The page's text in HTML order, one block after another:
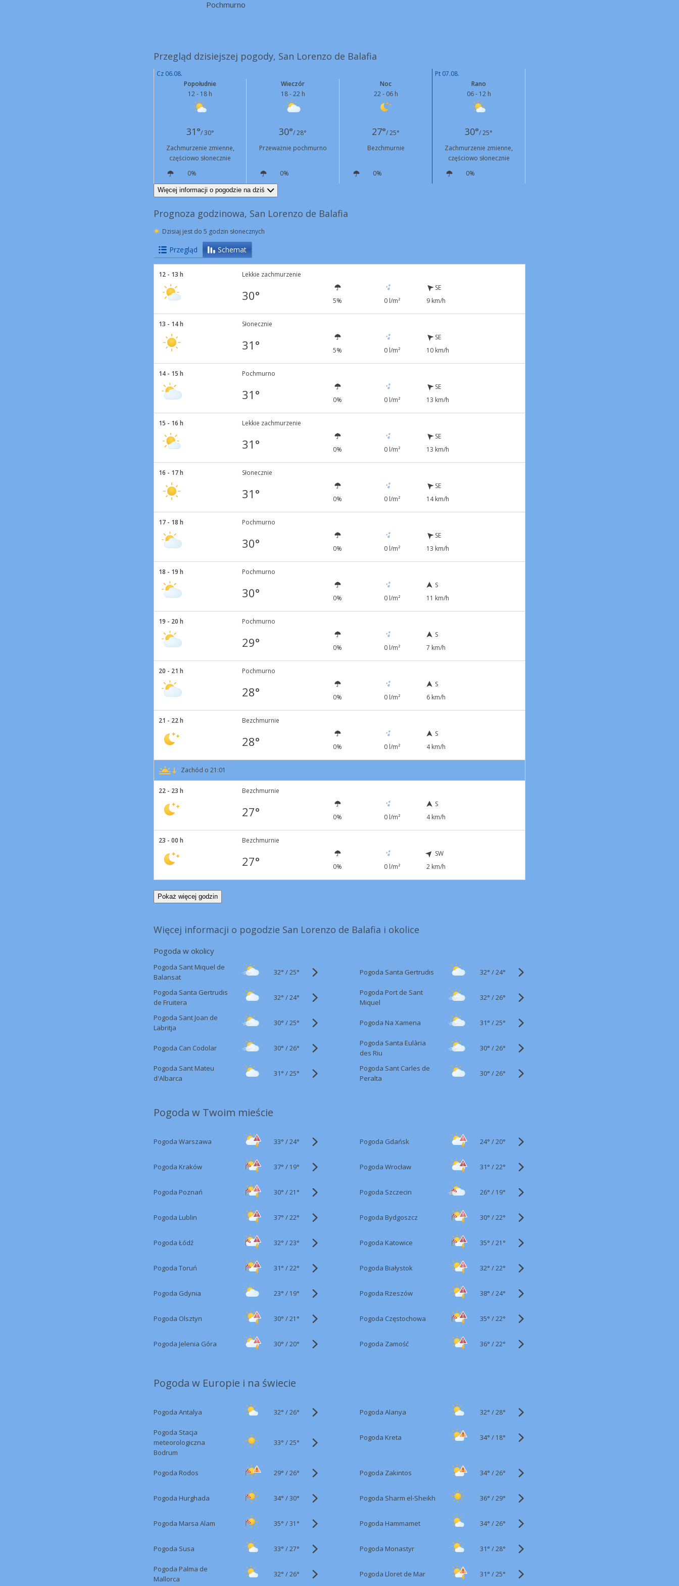
Pochmurno
Przegląd dzisiejszej pogody, San Lorenzo de Balafia
Cz 06.08.
Pt 07.08.
Popołudnie
12 - 18 h
Wieczór
18 - 22 h
Noc
22 - 06 h
Rano
06 - 12 h
31°/ 30° 30°/ 28° 27°/ 25° 30°/ 25°
Zachmurzenie zmienne,
częściowo słonecznie
Przeważnie pochmurno Bezchmurnie
Zachmurzenie zmienne,
częściowo słonecznie
0%
0% 0%
0%
SE
12 km/h
Więcej informacji o pogodzie na dziś
Prognoza godzinowa, San Lorenzo de Balafia
Dzisiaj jest do 5 godzin słonecznych
Przegląd Schemat
12 - 13 h Lekkie zachmurzenie
30° 5% 0 l/m²
SE
9 km/h
13 - 14 h Słonecznie
31° 5% 0 l/m²
SE
10 km/h
14 - 15 h Pochmurno
31° 0% 0 l/m²
SE
13 km/h
15 - 16 h Lekkie zachmurzenie
31° 0% 0 l/m²
SE
13 km/h
16 - 17 h Słonecznie
31° 0% 0 l/m²
SE
14 km/h
17 - 18 h Pochmurno
30° 0% 0 l/m²
SE
13 km/h
18 - 19 h Pochmurno
30° 0% 0 l/m²
S
11 km/h
19 - 20 h Pochmurno
29° 0% 0 l/m²
S
7 km/h
20 - 21 h Pochmurno
28° 0% 0 l/m²
S
6 km/h
21 - 22 h Bezchmurnie
28° 0% 0 l/m²
S
4 km/h
Zachód o 21:01
22 - 23 h Bezchmurnie
27° 0% 0 l/m²
S
4 km/h
23 - 00 h Bezchmurnie
27° 0% 0 l/m²
SW
2 km/h
Pokaż więcej godzin
Więcej informacji o pogodzie San Lorenzo de Balafia i okolice
Pogoda w okolicy
Pogoda Sant Miquel de
Balansat
32° /25° Pogoda Santa Gertrudis 32° /24°
Pogoda Santa Gertrudis
de Fruitera
32° /24°
Pogoda Port de Sant
Miquel
32° /26°
Pogoda Sant Joan de
Labritja
30° /25° Pogoda Na Xamena 31° /25°
Pogoda Can Codolar 30° /26°
Pogoda Santa Eulària
des Riu
30° /26°
Pogoda Sant Mateu
d'Albarca
31° /25°
Pogoda Sant Carles de
Peralta
30° /26°
Pogoda w Twoim mieście
Pogoda Warszawa 33° /24° Pogoda Gdańsk 24° /20°
Pogoda Kraków 37° / 19° Pogoda Wrocław 31° /22°
Pogoda Poznań 30° /21° Pogoda Szczecin 26° / 19°
Pogoda Lublin 37° /22° Pogoda Bydgoszcz 30° /22°
Pogoda Łódź 32° /23° Pogoda Katowice 35° /21°
Pogoda Toruń 31° /22° Pogoda Białystok 32° /22°
Pogoda Gdynia 23° / 19° Pogoda Rzeszów 38° /24°
Pogoda Olsztyn 30° /21° Pogoda Częstochowa 35° /22°
Pogoda Jelenia Góra 30° /20° Pogoda Zamość 36° /22°
Pogoda w Europie i na świecie
Pogoda Antalya 32° /26° Pogoda Alanya 32° /28°
Pogoda Stacja
meteorologiczna
Bodrum
33° /25°
Pogoda Kreta 34° / 18°
Pogoda Rodos 29° /26° Pogoda Zakintos 34° /26°
Pogoda Hurghada 34° /30° Pogoda Sharm el-Sheikh 36° /29°
Pogoda Marsa Alam 35° /31° Pogoda Hammamet 34° /26°
Pogoda Susa 33° /27° Pogoda Monastyr 31° /28°
Pogoda Palma de
Mallorca
32° /26° Pogoda Lloret de Mar 31° /25°